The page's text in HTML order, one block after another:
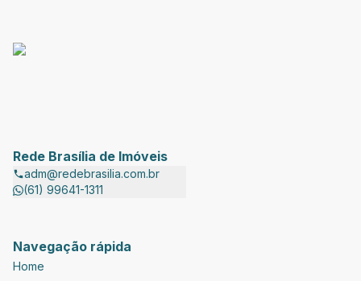
Rede Brasília de Imóveis
adm@redebrasilia.com.br
(61) 99641-1311
Navegação rápida
Home